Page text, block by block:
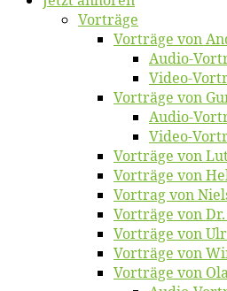
Vor­trä­ge
Vor­trä­ge von
Au­dio-
Vi­deo-
Vor­trä­ge von
Au­dio-
Vi­deo-
Vor­trä­ge von
Vor­trä­ge von
Vor­trag von
Vor­trä­ge von
Vor­trä­ge von
Vor­trä­ge von
Vor­trä­ge von